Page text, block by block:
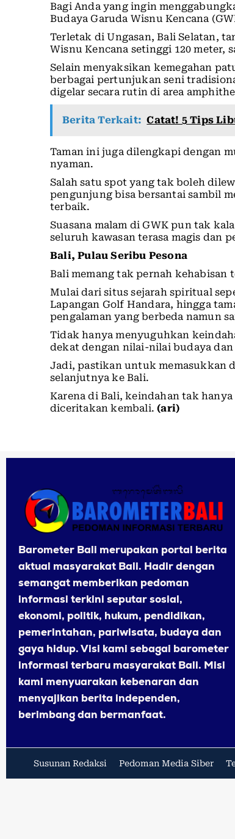
Bagi Anda yang ingin
Budaya Garuda Wisnu Kencana
Terletak di Ungasan, Bali Selatan,
Wisnu Kencana setinggi 120 meter,
Selain menyaksikan kemegahan
berbagai pertunjukan seni
digelar secara rutin di area
Berita Terkait: Catat! 5 Tips
Taman ini juga dilengkapi dengan
nyaman.
Salah satu spot yang tak boleh
pengunjung bisa bersantai sambil
terbaik.
Suasana malam di GWK pun tak
seluruh kawasan terasa magis dan
Bali, Pulau Seribu Pesona
Bali memang tak pernah
Mulai dari situs sejarah spiritual
Lapangan Golf Handara, hingga
pengalaman yang berbeda namun
Tidak hanya menyuguhkan
dekat dengan nilai-nilai budaya
Jadi, pastikan untuk memasukkan
selanjutnya ke Bali.
Karena di Bali, keindahan tak
diceritakan kembali. (ari)
Barometer Bali merupakan portal berita
aktual masyarakat Bali. Hadir dengan
semangat memberikan pedoman
informasi terkini seputar sosial,
ekonomi, politik, hukum, pendidikan,
pemerintahan, pariwisata, budaya dan
gaya hidup. Visi kami sebagai barometer
informasi terbaru masyarakat Bali. Misi
kami menyuarakan kebenaran dan
menyajikan berita independen,
berimbang dan bermanfaat.
Susunan Redaksi Pedoman Media Siber